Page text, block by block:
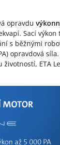
opravdu
Sací
s běžnými
opravdová
ETA